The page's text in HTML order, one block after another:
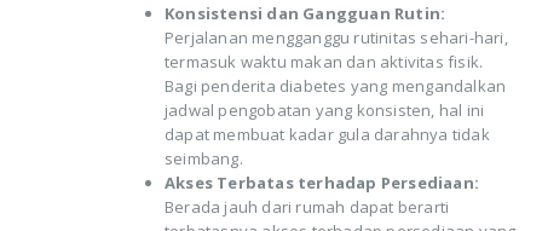
Konsistensi dan Gangguan Rutin:
Perjalanan mengganggu rutinitas sehari-hari,
termasuk waktu makan dan aktivitas fisik.
Bagi penderita diabetes yang mengandalkan
jadwal pengobatan yang konsisten, hal ini
dapat membuat kadar gula darahnya tidak
seimbang.
Akses Terbatas terhadap Persediaan:
Berada jauh dari rumah dapat berarti